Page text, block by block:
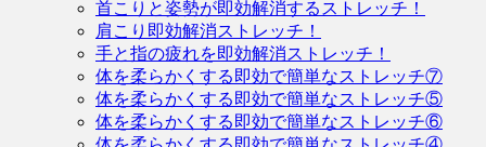
首こりと姿勢が即効解消するストレッチ！
肩こり即効解消ストレッチ！
手と指の疲れを即効解消ストレッチ！
体を柔らかくする即効で簡単なストレッチ⑦
体を柔らかくする即効で簡単なストレッチ⑤
体を柔らかくする即効で簡単なストレッチ⑥